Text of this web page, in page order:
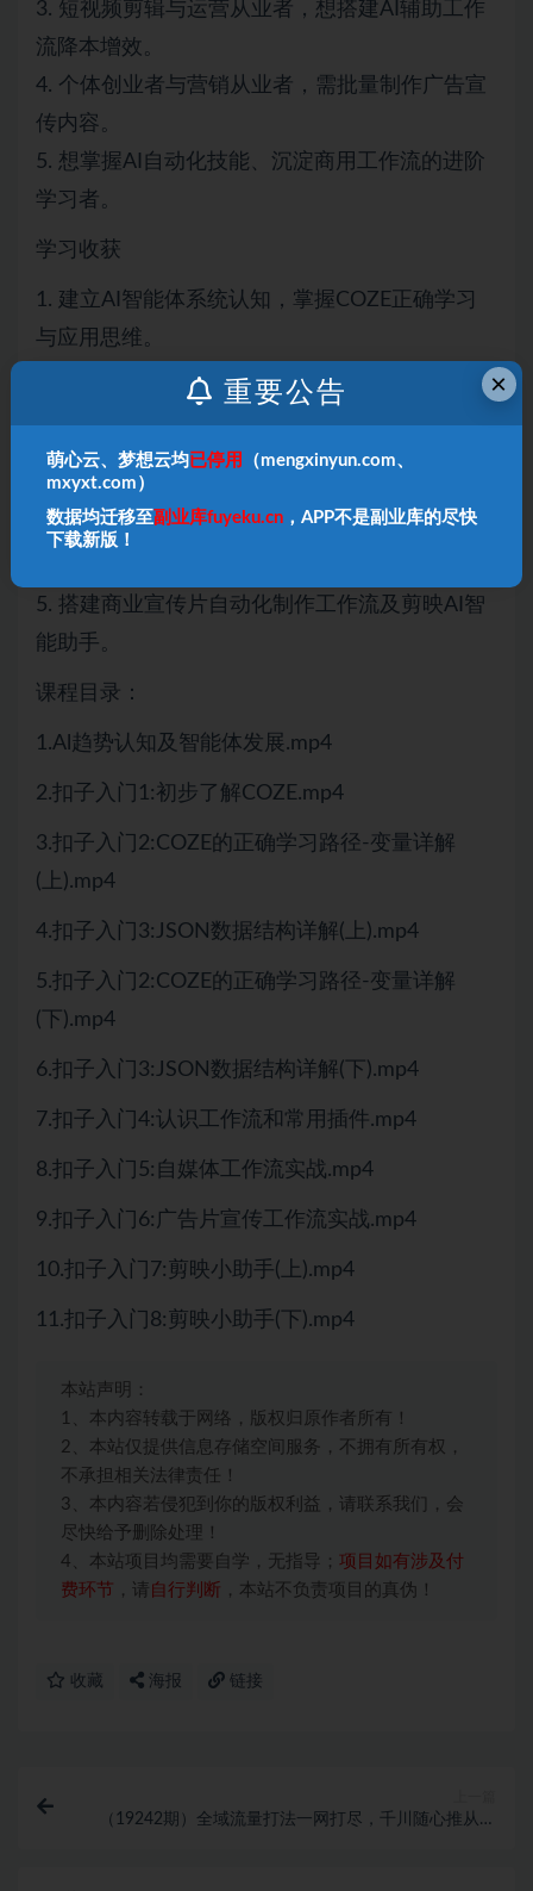
3. 短视频剪辑与运营从业者，想搭建AI辅助工作
流降本增效。
4. 个体创业者与营销从业者，需批量制作广告宣
传内容。
5. 想掌握AI自动化技能、沉淀商用工作流的进阶
学习者。
学习收获
1. 建立AI智能体系统认知，掌握COZE正确学习
与应用思维。
2. 精通变量逻辑与JSON数据结构，吃透工作流
3. 熟练搭配常用插件，独立搭建稳定自动化工作
流。
4. 掌握自媒体文案与内容策划全自动产出工作
5. 搭建商业宣传片自动化制作工作流及剪映AI智
能助手。
课程目录：
1.Al趋势认知及智能体发展.mp4
2.扣子入门1:初步了解COZE.mp4
3.扣子入门2:COZE的正确学习路径-变量详解
(上).mp4
4.扣子入门3:JSON数据结构详解(上).mp4
5.扣子入门2:COZE的正确学习路径-变量详解
(下).mp4
6.扣子入门3:JSON数据结构详解(下).mp4
7.扣子入门4:认识工作流和常用插件.mp4
8.扣子入门5:自媒体工作流实战.mp4
9.扣子入门6:广告片宣传工作流实战.mp4
10.扣子入门7:剪映小助手(上).mp4
11.扣子入门8:剪映小助手(下).mp4
本站声明：
1、本内容转载于网络，版权归原作者所有！
2、本站仅提供信息存储空间服务，不拥有所有权，
不承担相关法律责任！
3、本内容若侵犯到你的版权利益，请联系我们，会
尽快给予删除处理！
4、本站项目均需要自学，无指导； 项目如有涉及付
费环节 ，请 自行判断 ，本站不负责项目的真伪！
收藏 海报 链接
（19242期）全域流量打法一网打尽，千川随心推从基
×
重要公告
萌心云、梦想云均 已停用
（mengxinyun.com、
mxyxt.com）
数据均迁移至副业库fuyeku.cn ，APP不是副业库的尽快
下载新版！